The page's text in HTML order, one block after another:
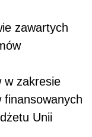
zawartych
w zakresie
finansowanych
Unii